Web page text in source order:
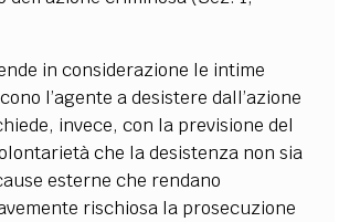
in considerazione le intime
l’agente a desistere dall’azione
invece, con la previsione del
che la desistenza non sia
esterne che rendano
rischiosa la prosecuzione